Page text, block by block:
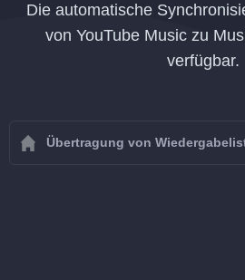
Die automatische
von YouTube Music zu
verfügbar.
Übertragung von